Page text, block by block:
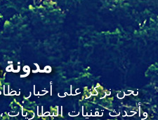
مدونة
نحن نركز على أخبار